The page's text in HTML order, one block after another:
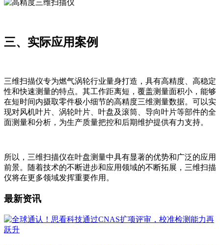
三、实际应用案例
三维扫描仪专为燃气涡轮行业量身打造，具有高精度、高稳定
性和快速测量的特点。其工作距离短，覆盖测量面积小，能够
在短时间内摄取零件极小细节的高精度三维测量数据。可以实
现对风机叶片、涡轮叶片、叶盘及滚筒、导向叶片等部件的全
面测量和分析，为生产质量把控和后期维护提供有力支持。
所以，三维扫描仪在叶盘测量中具有显著的优势和广泛的应用
前景。随着技术的不断进步和应用领域的不断拓展，三维扫描
仪将在更多领域发挥重要作用。
最新资讯